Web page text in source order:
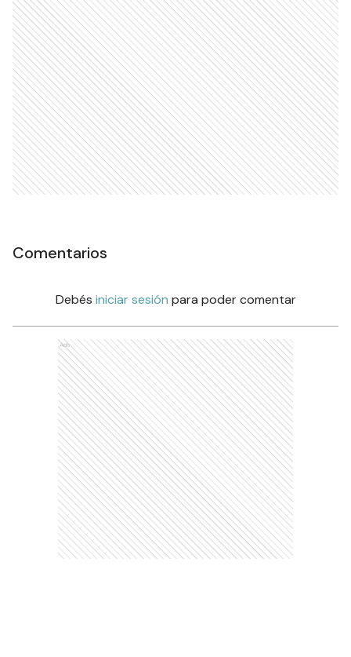
Comentarios
Debés iniciar sesión para poder comentar
Ads